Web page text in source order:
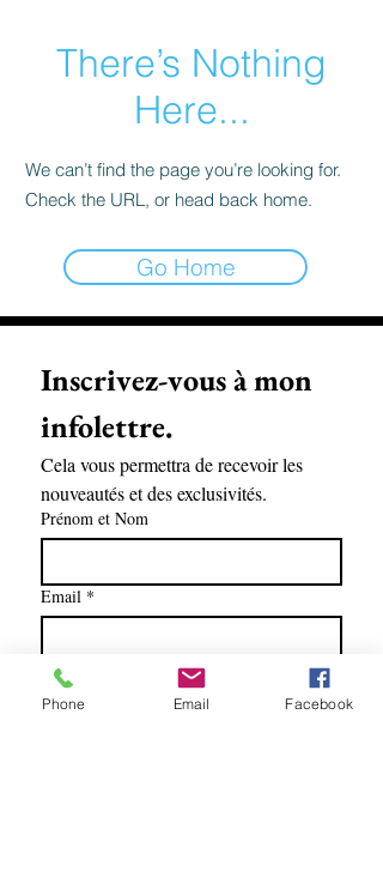
There’s Nothing
Here...
We can’t find the page you’re looking for.
Check the URL, or head back home.
Go Home
Inscrivez-vous à mon
infolettre.
Cela vous permettra de recevoir les
nouveautés et des exclusivités.
Prénom et Nom
Email *
Soumettre
Phone Email Facebook